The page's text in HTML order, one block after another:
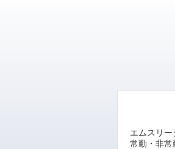
エムスリー
常勤・非常